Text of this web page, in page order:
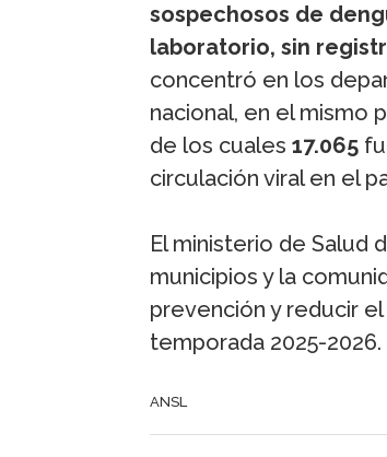
sospechosos de
laboratorio, sin
concentró en los
nacional, en el mismo
de los cuales 17.065
circulación viral en el
El ministerio de Salud
municipios y la
prevención y reducir
temporada 2025-2026.
ANSL